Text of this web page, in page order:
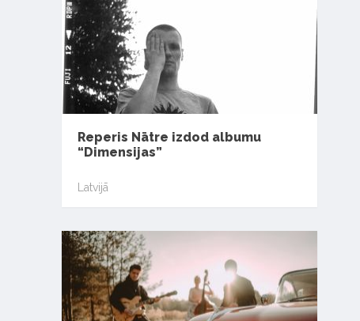
Reperis Nātre izdod albumu
“Dimensijas”
Latvijā